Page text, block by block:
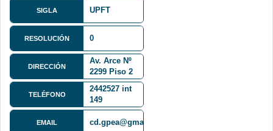
SIGLA UPFT
RESOLUCIÓN 0
DIRECCIÓN
Av. Arce Nº
2299 Piso 2
TELÉFONO
2442527 int
149
EMAIL cd.gpea@gmail.com